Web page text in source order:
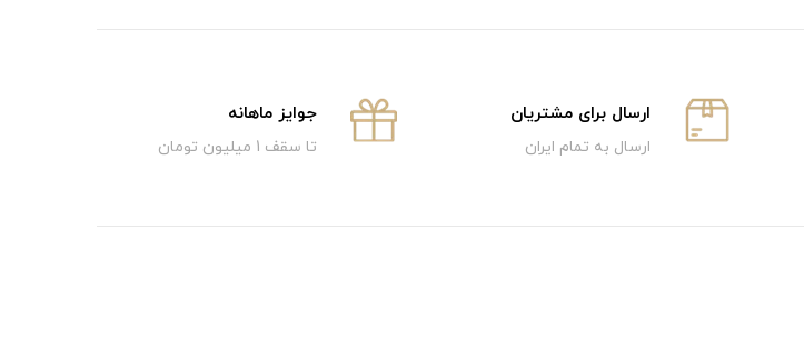
ارسال برای مشتریان
ارسال به تمام ایران
جوایز ماهانه
تا سقف 1 میلیون تومان